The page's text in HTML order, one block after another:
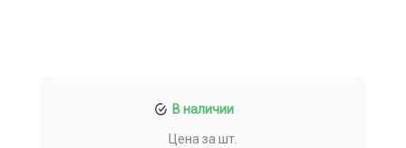
В наличии
Цена за шт.